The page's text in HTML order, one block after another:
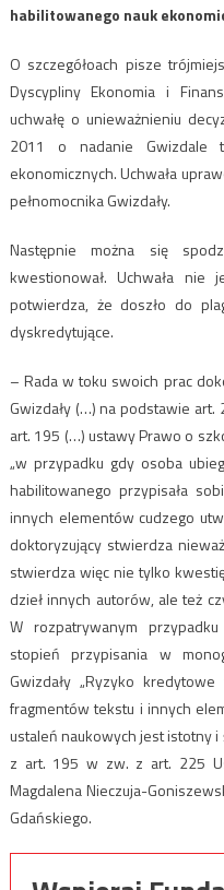
habilitowanego nauk
O szczegółoach pisze
Dyscypliny Ekonomia i
uchwałę o unieważnieniu
2011 o nadanie Gwizdale
ekonomicznych. Uchwała
pełnomocnika Gwizdały.
Następnie można się
kwestionował. Uchwała nie
potwierdza, że doszło do
dyskredytujące.
– Rada w toku swoich prac
Gwizdały (…) na podstawie art.
art. 195 (…) ustawy Prawo o
„w przypadku gdy osoba
habilitowanego przypisała
innych elementów cudzego
doktoryzujący stwierdza
stwierdza więc nie tylko
dzieł innych autorów, ale też
W rozpatrywanym
stopień przypisania w
Gwizdały „Ryzyko
fragmentów tekstu i innych
ustaleń naukowych jest istotny
z art. 195 w zw. z art. 225
Magdalena Nieczuja-
Gdańskiego.